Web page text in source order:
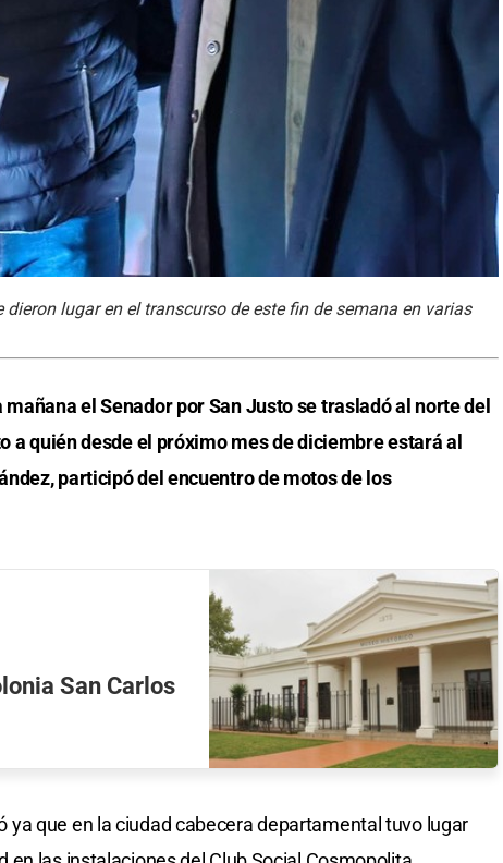
lugar en el transcurso de este fin de semana en varias
el Senador por San Justo se trasladó al norte del
a quién desde el próximo mes de diciembre estará al
participó del encuentro de motos de los
San Carlos
que en la ciudad cabecera departamental tuvo lugar